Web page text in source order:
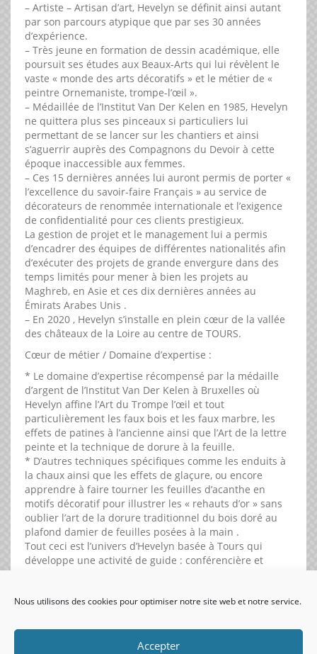
Nous utilisons des cookies pour optimiser notre site web et notre service.
Accepter
– Artiste – Artisan d’art, Hevelyn se définit ainsi autant
par son parcours atypique que par ses 30 années
d’expérience.
– Très jeune en formation de dessin académique, elle
poursuit ses études aux Beaux-Arts qui lui révèlent le
vaste « monde des arts décoratifs » et le métier de «
peintre Ornemaniste, trompe-l’œil ».
– Médaillée de l’Institut Van Der Kelen en 1985, Hevelyn
ne quittera plus ses pinceaux si particuliers lui
permettant de se lancer sur les chantiers et ainsi
s’aguerrir auprès des Compagnons du Devoir à cette
époque inaccessible aux femmes.
– Ces 15 dernières années lui auront permis de porter «
l’excellence du savoir-faire Français » au service de
décorateurs de renommée internationale et l’exigence
de confidentialité pour ces clients prestigieux.
La gestion de projet et le management lui a permis
d’encadrer des équipes de différentes nationalités afin
d’exécuter des projets de grande envergure dans des
temps limités pour mener à bien les projets au
Maghreb, en Asie et ces dix dernières années au
Émirats Arabes Unis .
– En 2020 , Hevelyn s’installe en plein cœur de la vallée
des châteaux de la Loire au centre de TOURS.
Cœur de métier / Domaine d’expertise :
* Le domaine d’expertise récompensé par la médaille
d’argent de l’Institut Van Der Kelen à Bruxelles où
Hevelyn affine l’Art du Trompe l’œil et tout
particulièrement les faux bois et les faux marbre, les
effets de patines à l’ancienne ainsi que l’Art de la lettre
peinte et la technique de dorure à la feuille.
* D’autres techniques spécifiques comme les enduits à
la chaux ainsi que les effets de glaçure, ou encore
apprendre à faire tourner les feuilles d’acanthe en
motifs décoratif pour illustrer les « rehauts d’or » sans
oublier l’art de la dorure traditionnel du bois doré au
plafond damier de feuilles posées à la main .
Tout ceci est l’univers d’Hevelyn basée à Tours qui
développe une activité de guide : conférencière et
visiteurs uniques: